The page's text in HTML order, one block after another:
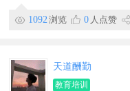
1092 浏览 0 人点赞
天道酬勤
教育培训